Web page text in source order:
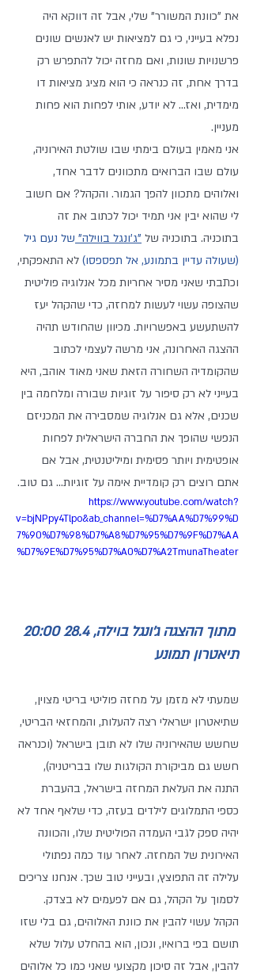
את "כוונת המשורר" שלי, אבל זה דווקא היה
נפלא בעייני, כי גם למציאות יש לאנשים שונים
פרשנויות שונות, ואם מחזה יכול להתפרש רק
בדרך אחת, זה כנראה כי הוא מציג מציאות דו
מימדית, ואז... לא יודע, אותי לפחות הוא פחות
מעניין.
אני מאמין בעולם בימתי שבו שולטת האירוניה,
עולם שבו הברואים מתכוונים לדבר אחד,
ואלוהים מתכוון להפך הגמור. והקהל? אם חשוב
לי שהוא יבין אני תמיד יכול לכתוב את זה
בתוכניה. בתוכניה של "ג'ונגל בווילה" של נעם גיל
(שעולה עדיין בתמונע, אל תפספסו) לא התאפקתי,
וכתבתי שאני מסיר אחריות מכל אנלוגיה פוליטית
שהצופה עשוי לעשות למחזה, כדי שהקהל יעז
להשתעשע באפשרויות. מכיוון שהחודש תהיה
ההצגה האחרונה, אני מרשה לעצמי לכתוב
שהקומדיה השחורה הזאת שאני מאוד אוהב, היא
בעייני לא רק סיפור על זוגיות שבורה ומלחמה בין
שכנים, אלא גם אנלוגיה שמסבירה את המכניזם
הנפשי שהופך את החברה הישראלית לפחות
אופטימית ויותר פסימית ומיליטנטית, אבל אם
אתם רוצים רק קומדיית אימה על זוגיות... גם טוב.
https://www.youtube.com/watch?
v=bjNPpy4Tlpo&ab_channel=%D7%AA%D7%99%D
7%90%D7%98%D7%A8%D7%95%D7%9F%D7%AA
%D7%9E%D7%95%D7%A0%D7%A2TmunaTheater
תיאטרון תמונע
שמעתי לא מזמן על מחזה פוליטי בריטי מצוין,
שתיאטרון ישראלי רצה להעלות, והמחזאי הבריטי,
שחשש שהאירוניה שלו לא תובן בישראל (וכנראה
חשש גם מביקורת הקולגות שלו בבריטניה),
התנה את העלאת המחזה בישראל, בהעברת
כספי התמלוגים לילדים בעזה, כדי שלאף אחד לא
יהיה ספק לגבי העמדה הפוליטית שלו, והכוונה
האירונית של המחזה. לאחר עוד כמה נפתולי
עלילה זה התפוצץ, ובעייני טוב שכך. אנחנו צריכים
לסמוך על הקהל, גם אם לפעמים לא בצדק.
הקהל עשוי להבין את כוונת האלוהים, גם בלי שזו
תושם בפי ברואיו, ונכון, הוא בהחלט עלול שלא
להבין, אבל זה סיכון מקצועי שאני כמו כל אלוהים